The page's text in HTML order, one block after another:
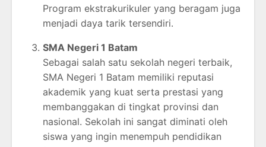
Program ekstrakurikuler yang beragam juga
menjadi daya tarik tersendiri.
SMA Negeri 1 Batam
Sebagai salah satu sekolah negeri terbaik,
SMA Negeri 1 Batam memiliki reputasi
akademik yang kuat serta prestasi yang
membanggakan di tingkat provinsi dan
nasional. Sekolah ini sangat diminati oleh
siswa yang ingin menempuh pendidikan